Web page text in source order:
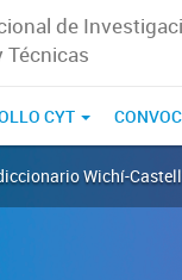
de
Técnicas
CYT
Wichí-